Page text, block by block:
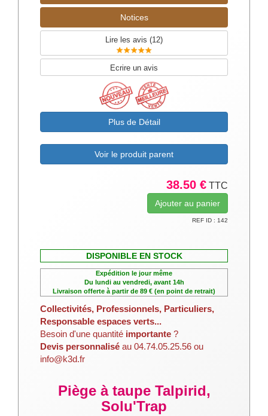
Notices
Lire les avis (12)
Ecrire un avis
Plus de Détail
Voir le produit parent
38.50 € TTC
REF ID : 142
DISPONIBLE EN STOCK
Expédition le jour même
Du lundi au vendredi, avant 14h
Livraison offerte à partir de 89 € (en point de retrait)
Collectivités, Professionnels, Particuliers,
Responsable espaces verts...
Besoin d'une quantité importante ?
Devis personnalisé au 04.74.05.25.56 ou
info@k3d.fr
Piège à taupe Talpirid,
Solu'Trap